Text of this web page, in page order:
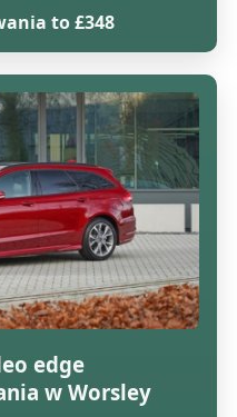
to £348
edge
w Worsley